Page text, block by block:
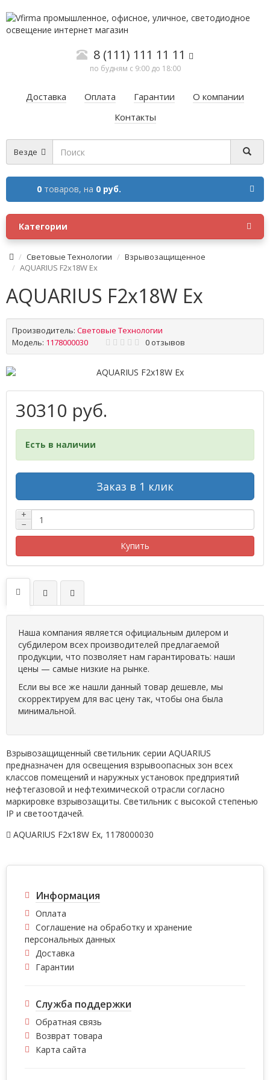
8 (111) 111 11 11
по будням с 9:00 до 18:00
Доставка Оплата Гарантии
О компании
Контакты
Везде
0 товаров, на 0 руб.
Категории
Световые Технологии
Взрывозащищенное
AQUARIUS F2x18W Ex
AQUARIUS F2x18W Ex
Производитель: Световые Технологии
Модель: 1178000030 0 отзывов
30310 руб.
Есть в наличии
Заказ в 1 клик
+
−
Купить
Наша компания является официальным дилером и
субдилером всех производителей предлагаемой
продукции, что позволяет нам гарантировать: наши
цены — самые низкие на рынке.
Если вы все же нашли данный товар дешевле, мы
скорректируем для вас цену так, чтобы она была
минимальной.
Взрывозащищенный светильник серии AQUARIUS
предназначен для освещения взрывоопасных зон всех
классов помещений и наружных установок предприятий
нефтегазовой и нефтехимической отрасли согласно
маркировке взрывозащиты. Светильник с высокой степенью
IP и светоотдачей.
AQUARIUS F2x18W Ex, 1178000030
Информация
Оплата
Соглашение на обработку и хранение
персональных данных
Доставка
Гарантии
Служба поддержки
Обратная связь
Возврат товара
Карта сайта